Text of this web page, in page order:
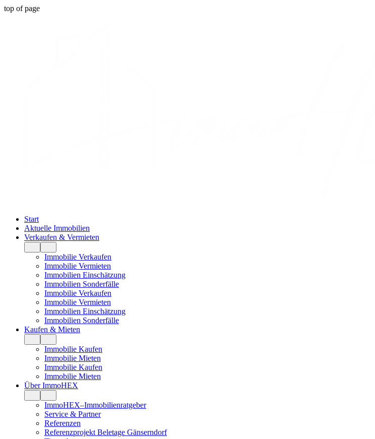
top of page
Start
Aktuelle Immobilien
Verkaufen & Vermieten
Immobilie Verkaufen
Immobilie Vermieten
Immobilien Einschätzung
Immobilien Sonderfälle
Immobilie Verkaufen
Immobilie Vermieten
Immobilien Einschätzung
Immobilien Sonderfälle
Kaufen & Mieten
Immobilie Kaufen
Immobilie Mieten
Immobilie Kaufen
Immobilie Mieten
Über ImmoHEX
ImmoHEX–Immobilienratgeber
Service & Partner
Referenzen
Referenzprojekt Beletage Gänserndorf